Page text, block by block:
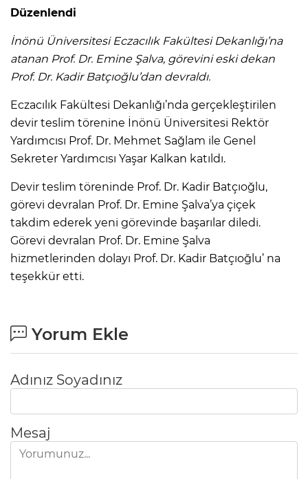
Düzenlendi
İnönü Üniversitesi Eczacılık Fakültesi Dekanlığı’na
atanan Prof. Dr. Emine Şalva, görevini eski dekan
Prof. Dr. Kadir Batçıoğlu’dan devraldı.
Eczacılık Fakültesi Dekanlığı’nda gerçekleştirilen
devir teslim törenine İnönü Üniversitesi Rektör
Yardımcısı Prof. Dr. Mehmet Sağlam ile Genel
Sekreter Yardımcısı Yaşar Kalkan katıldı.
Devir teslim töreninde Prof. Dr. Kadir Batçıoğlu,
görevi devralan Prof. Dr. Emine Şalva’ya çiçek
takdim ederek yeni görevinde başarılar diledi.
Görevi devralan Prof. Dr. Emine Şalva
hizmetlerinden dolayı Prof. Dr. Kadir Batçıoğlu’ na
teşekkür etti.
Yorum Ekle
Adınız Soyadınız
Mesaj